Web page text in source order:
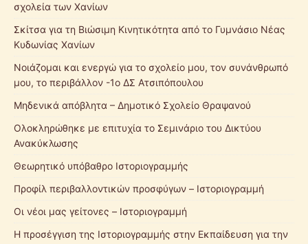
σχολεία των Χανίων
Σκίτσα για τη Βιώσιμη Κινητικότητα από το Γυμνάσιο Νέας
Κυδωνίας Χανίων
Νοιάζομαι και ενεργώ για το σχολείο μου, τον συνάνθρωπό
μου, το περιβάλλον -1ο ΔΣ Ατσιπόπουλου
Μηδενικά απόβλητα – Δημοτικό Σχολείο Θραψανού
Ολοκληρώθηκε με επιτυχία το Σεμινάριο του Δικτύου
Ανακύκλωσης
Θεωρητικό υπόβαθρο Ιστοριογραμμής
Προφίλ περιβαλλοντικών προσφύγων – Ιστοριογραμμή
Οι νέοι μας γείτονες – Ιστοριογραμμή
Η προσέγγιση της Ιστοριογραμμής στην Εκπαίδευση για την